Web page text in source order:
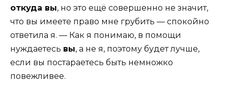
откуда вы, но это ещё совершенно не значит,
что вы имеете право мне грубить — спокойно
ответила я. — Как я понимаю, в помощи
нуждаетесь вы, а не я, поэтому будет лучше,
если вы постараетесь быть немножко
повежливее.